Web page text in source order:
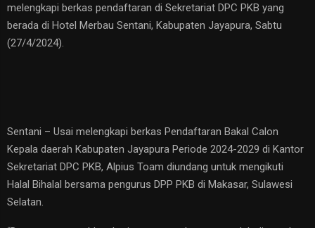
melengkapi berkas pendaftaran di Sekretariat DPC PKB yang
berada di Hotel Merbau Sentani, Kabupaten Jayapura, Sabtu
(27/4/2024).
Sentani – Usai melengkapi berkas Pendaftaran Bakal Calon
Kepala daerah Kabupaten Jayapura Periode 2024-2029 di Kantor
Sekretariat DPC PKB, Alpius Toam diundang untuk mengikuti
Halal Bihalal bersama pengurus DPP PKB di Makasar, Sulawesi
Selatan.